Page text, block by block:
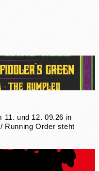
11. und 12. 09.26 in
Running Order steht